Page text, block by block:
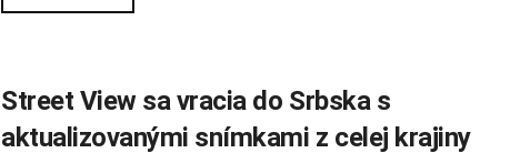
Street View sa vracia do Srbska s
aktualizovanými snímkami z celej krajiny